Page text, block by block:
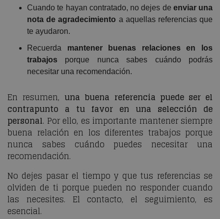
Cuando te hayan contratado, no dejes de enviar una
nota de agradecimiento a aquellas referencias que
te ayudaron.
Recuerda mantener buenas relaciones en los
trabajos porque nunca sabes cuándo podrás
necesitar una recomendación.
En resumen, una buena referencia puede ser el
contrapunto a tu favor en una selección de
personal. Por ello, es importante mantener siempre
buena relación en los diferentes trabajos porque
nunca sabes cuándo puedes necesitar una
recomendación.
No dejes pasar el tiempo y que tus referencias se
olviden de ti porque pueden no responder cuando
las necesites. El contacto, el seguimiento, es
esencial.